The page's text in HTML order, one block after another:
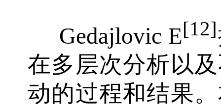
Gedajlovic E[12]
在多层次分析以
动的过程和结果